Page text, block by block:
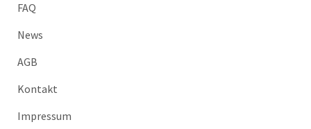
FAQ
News
AGB
Kontakt
Impressum